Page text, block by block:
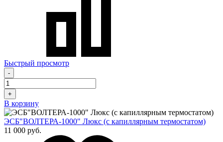
Быстрый просмотр
-
+
В корзину
ЭСБ"ВОЛТЕРА-1000" Люкс (с капиллярным термостатом)
11 000 руб.